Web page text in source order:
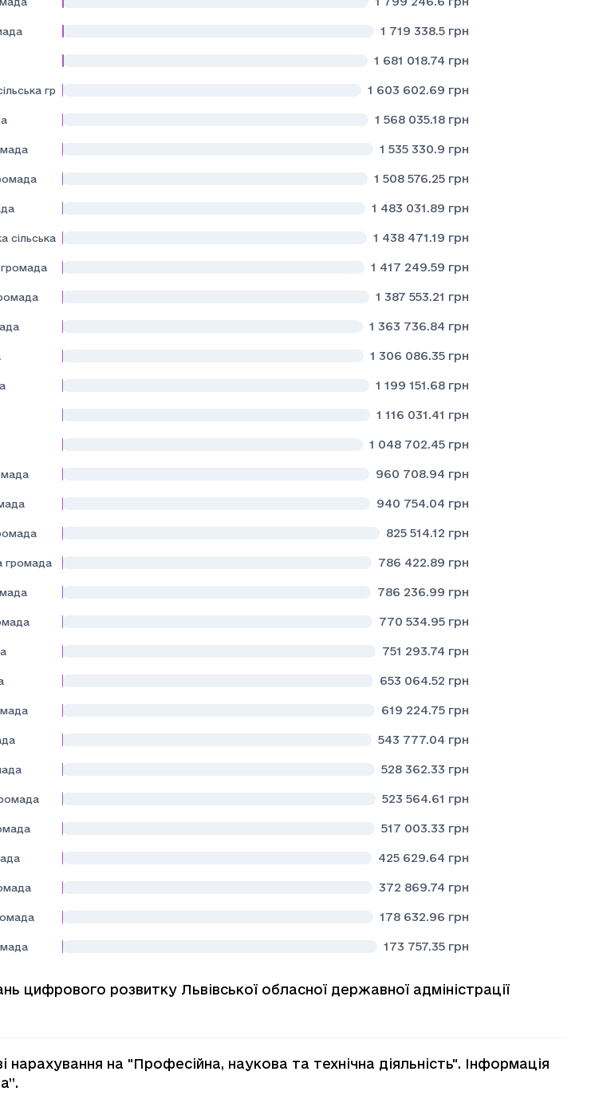
1 719 338.5 грн
1 681 018.74 грн
громада 1 603 602.69 грн
1 568 035.18 грн
1 535 330.9 грн
1 508 576.25 грн
1 483 031.89 грн
сільська громада 1 438 471.19 грн
1 417 249.59 грн
1 387 553.21 грн
1 363 736.84 грн
1 306 086.35 грн
1 199 151.68 грн
1 116 031.41 грн
1 048 702.45 грн
960 708.94 грн
940 754.04 грн
825 514.12 грн
громада 786 422.89 грн
786 236.99 грн
770 534.95 грн
751 293.74 грн
653 064.52 грн
619 224.75 грн
543 777.04 грн
528 362.33 грн
523 564.61 грн
517 003.33 грн
425 629.64 грн
372 869.74 грн
178 632.96 грн
173 757.35 грн
цифрового розвитку Львівської обласної державної адміністрації
нарахування на "Професiйна, наукова та технiчна дiяльнiсть". Інформація